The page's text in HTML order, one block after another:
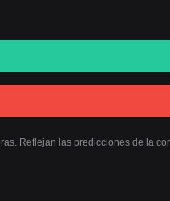
Reflejan las predicciones de la